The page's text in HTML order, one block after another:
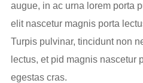
augue, in ac urna lorem porta
elit nascetur magnis porta
Turpis pulvinar, tincidunt non
lectus, et pid magnis nascetur
egestas cras.